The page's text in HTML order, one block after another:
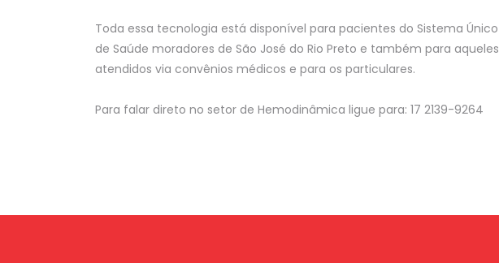
Toda essa tecnologia está disponível para pacientes do Sistema Único
de Saúde moradores de São José do Rio Preto e também para aqueles
atendidos via convênios médicos e para os particulares.
Para falar direto no setor de Hemodinâmica ligue para: 17 2139-9264